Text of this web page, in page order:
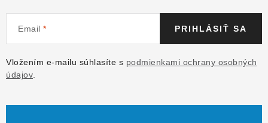
Email
Vložením e-mailu súhlasíte s podmienkami ochrany osobných
údajov
PRIHLÁSIŤ SA